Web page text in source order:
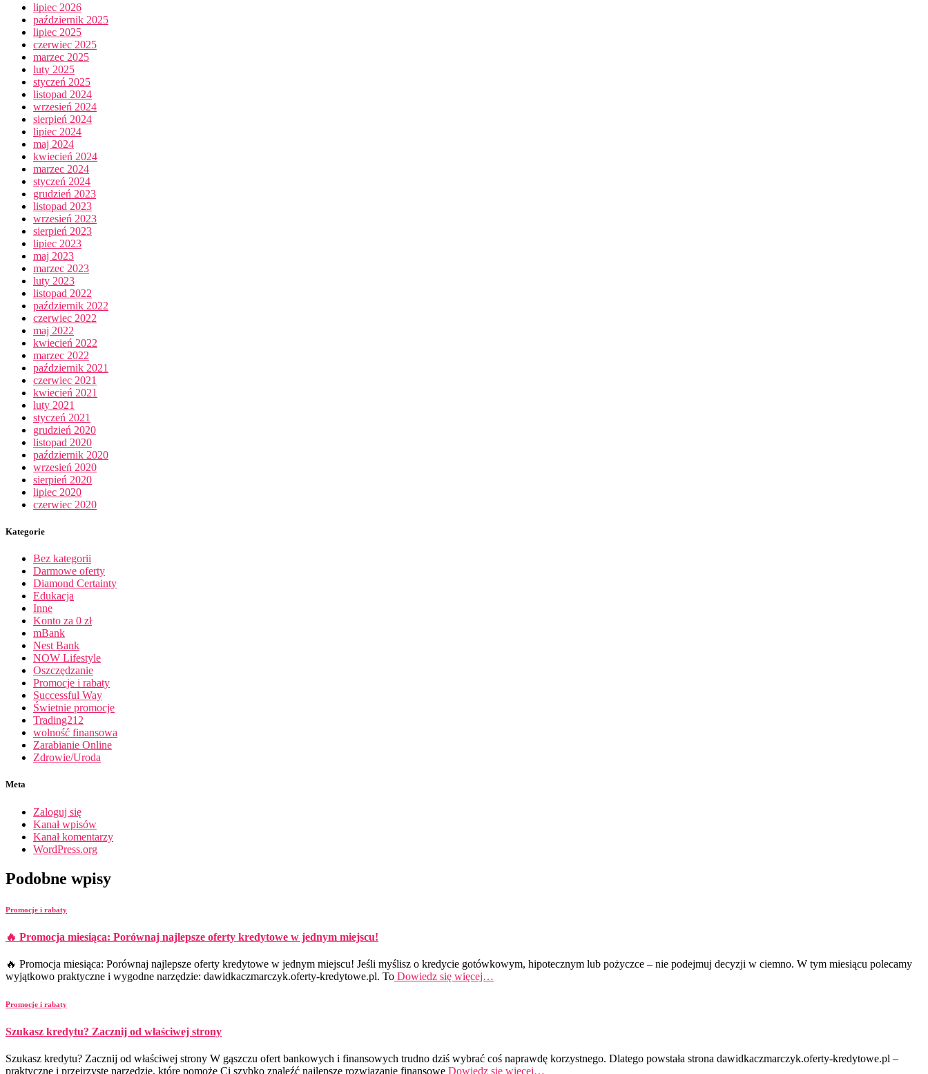
lipiec 2026
październik 2025
lipiec 2025
czerwiec 2025
marzec 2025
luty 2025
styczeń 2025
listopad 2024
wrzesień 2024
sierpień 2024
lipiec 2024
maj 2024
kwiecień 2024
marzec 2024
styczeń 2024
grudzień 2023
listopad 2023
wrzesień 2023
sierpień 2023
lipiec 2023
maj 2023
marzec 2023
luty 2023
listopad 2022
październik 2022
czerwiec 2022
maj 2022
kwiecień 2022
marzec 2022
październik 2021
czerwiec 2021
kwiecień 2021
luty 2021
styczeń 2021
grudzień 2020
listopad 2020
październik 2020
wrzesień 2020
sierpień 2020
lipiec 2020
czerwiec 2020
Kategorie
Bez kategorii
Darmowe oferty
Diamond Certainty
Edukacja
Inne
Konto za 0 zł
mBank
Nest Bank
NOW Lifestyle
Oszczędzanie
Promocje i rabaty
Successful Way
Świetnie promocje
Trading212
wolność finansowa
Zarabianie Online
Zdrowie/Uroda
Meta
Zaloguj się
Kanał wpisów
Kanał komentarzy
WordPress.org
Podobne wpisy
Promocje i rabaty
🔥 Promocja miesiąca: Porównaj najlepsze oferty kredytowe w jednym miejscu!
🔥 Promocja miesiąca: Porównaj najlepsze oferty kredytowe w jednym miejscu! Jeśli myślisz o kredycie gotówkowym, hipotecznym lub pożyczce – nie podejmuj decyzji w ciemno. W tym miesiącu polecamy
wyjątkowo praktyczne i wygodne narzędzie: dawidkaczmarczyk.oferty-kredytowe.pl. To Dowiedz się więcej…
Promocje i rabaty
Szukasz kredytu? Zacznij od właściwej strony
Szukasz kredytu? Zacznij od właściwej strony W gąszczu ofert bankowych i finansowych trudno dziś wybrać coś naprawdę korzystnego. Dlatego powstała strona dawidkaczmarczyk.oferty-kredytowe.pl –
praktyczne i przejrzyste narzędzie, które pomoże Ci szybko znaleźć najlepsze rozwiązanie finansowe Dowiedz się więcej…